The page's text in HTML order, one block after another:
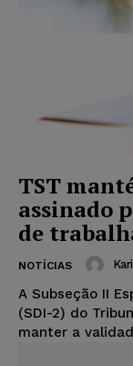
TST
assinado
de
NOTÍCIAS
A Subseção II
(SDI-2) do
manter a